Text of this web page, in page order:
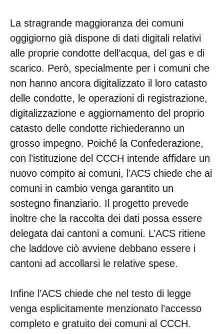
La stragrande maggioranza dei comuni
oggigiorno già dispone di dati digitali relativi
alle proprie condotte dell’acqua, del gas e di
scarico. Però, specialmente per i comuni che
non hanno ancora digitalizzato il loro catasto
delle condotte, le operazioni di registrazione,
digitalizzazione e aggiornamento del proprio
catasto delle condotte richiederanno un
grosso impegno. Poiché la Confederazione,
con l’istituzione del CCCH intende affidare un
nuovo compito ai comuni, l’ACS chiede che ai
comuni in cambio venga garantito un
sostegno finanziario. Il progetto prevede
inoltre che la raccolta dei dati possa essere
delegata dai cantoni a comuni. L’ACS ritiene
che laddove ciò avviene debbano essere i
cantoni ad accollarsi le relative spese.
Infine l’ACS chiede che nel testo di legge
venga esplicitamente menzionato l’accesso
completo e gratuito dei comuni al CCCH.